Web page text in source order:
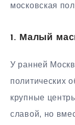
московская
1. Малый
У ранней
политических
крупные
славой, но